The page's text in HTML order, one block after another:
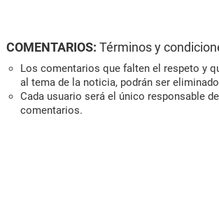
COMENTARIOS: Términos y
Los comentarios que falten el respeto y
al tema de la noticia, podrán ser
Cada usuario será el único responsable
comentarios.